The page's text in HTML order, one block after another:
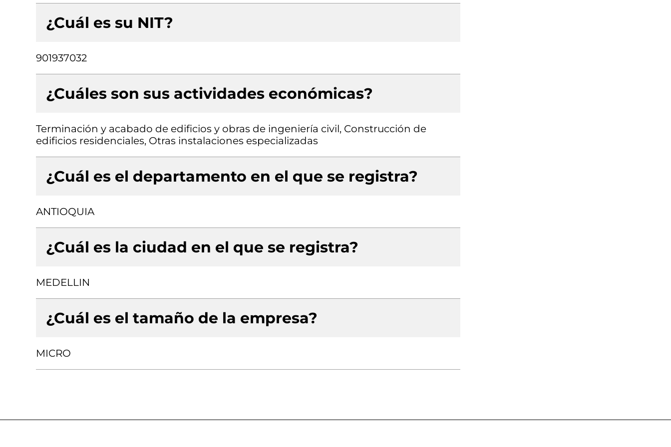
¿Cuál es su NIT?
901937032
¿Cuáles son sus actividades económicas?
Terminación y acabado de edificios y obras de ingeniería civil, Construcción de
edificios residenciales, Otras instalaciones especializadas
¿Cuál es el departamento en el que se registra?
ANTIOQUIA
¿Cuál es la ciudad en el que se registra?
MEDELLIN
¿Cuál es el tamaño de la empresa?
MICRO